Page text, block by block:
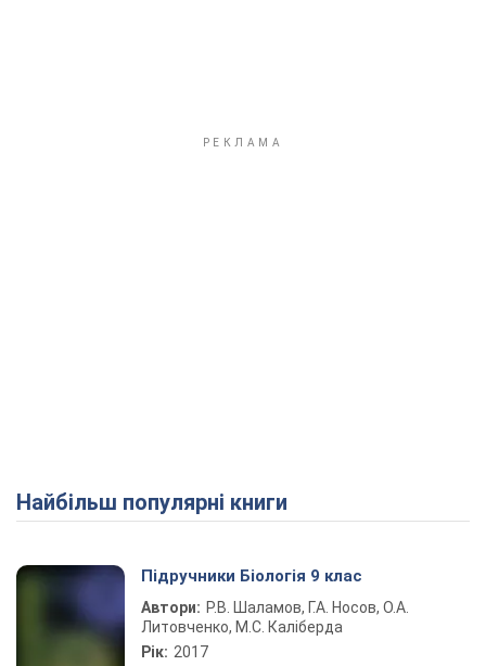
Найбільш популярні книги
Підручники Біологія 9 клас
Автори: Р.В. Шаламов, Г.А. Носов, О.А.
Литовченко, М.С. Каліберда
Рік: 2017